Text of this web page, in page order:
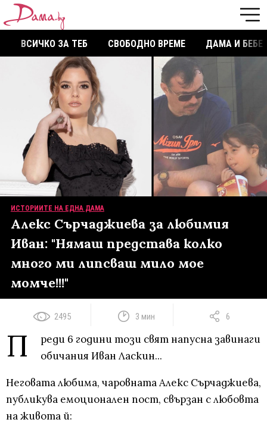
ВСИЧКО ЗА ТЕБ СВОБОДНО ВРЕМЕ ДАМА И БЕБЕ
ИСТОРИИТЕ НА ЕДНА ДАМА
Алекс Сърчаджиева за любимия
Иван: "Нямаш представа колко
много ми липсваш мило мое
момче!!!"
2495 3 мин 6
П
реди 6 години този свят напусна завинаги
обичания Иван Ласкин...
Неговата любима, чаровната Алекс Сърчаджиева,
публикува емоционален пост, свързан с любовта
на живота й: